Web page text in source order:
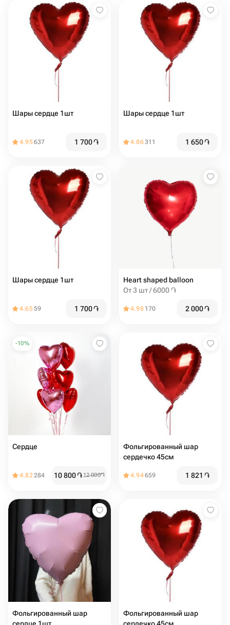
Шары сердце 1шт
4.95637 1 700֏
Шары сердце 1шт
4.86311 1 650֏
Шары сердце 1шт
4.6559 1 700֏
Heart shaped balloon
От 3 шт / 6000 ֏
4.98 170 2 000֏
-10%
Сердце
4.82284 10 800֏12 000֏
Фольгированный шар
сердечко 45см
4.94659 1 821 ֏
Фольгированный шар
Фольгированный шар